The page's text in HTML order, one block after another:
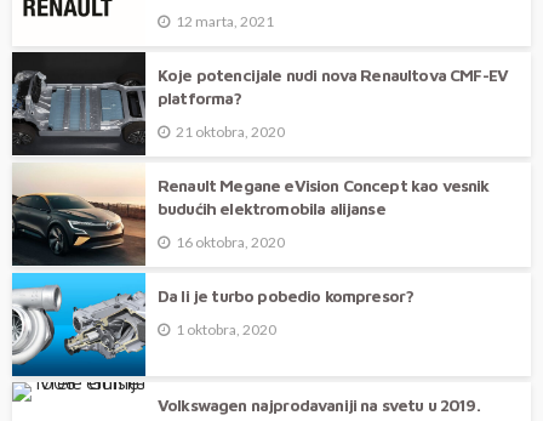
12 marta, 2021
Koje potencijale nudi nova Renaultova CMF-EV
platforma?
21 oktobra, 2020
Renault Megane eVision Concept kao vesnik
budućih elektromobila alijanse
16 oktobra, 2020
Da li je turbo pobedio kompresor?
1 oktobra, 2020
Volkswagen najprodavaniji na svetu u 2019.